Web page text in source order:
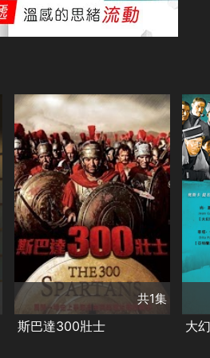
共1集
演員
理查德伊根
拉爾夫理查森爵士
黛安娜貝克
巴里科
大衛法勒
類別
劇情 冒險
動作
經典
戰爭 共1集
斯巴達300壯士
演
珍
類
劇
大